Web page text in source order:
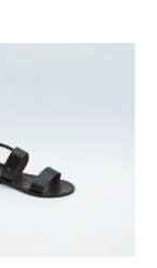
varianti.
Le
opzioni